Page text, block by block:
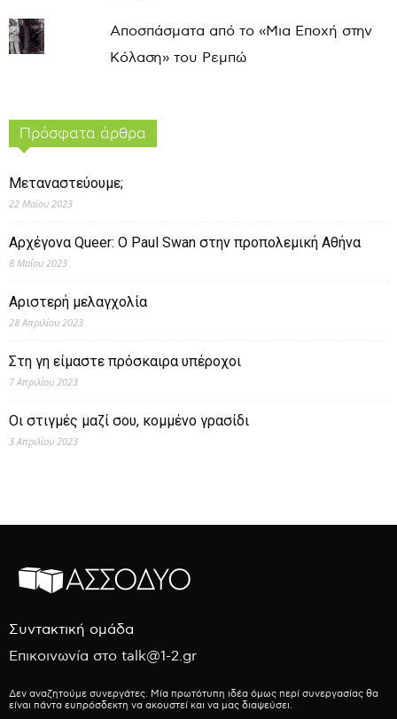
Αποσπάσματα από το «Μια Εποχή στην
Κόλαση» του Ρεμπώ
Πρόσφατα άρθρα
Μεταναστεύουμε;
22 Μαΐου 2023
Αρχέγονα Queer: O Paul Swan στην προπολεμική Αθήνα
8 Μαΐου 2023
Αριστερή μελαγχολία
28 Απριλίου 2023
Στη γη είμαστε πρόσκαιρα υπέροχοι
7 Απριλίου 2023
Οι στιγμές μαζί σου, κομμένο γρασίδι
3 Απριλίου 2023
Συντακτική ομάδα
Επικοινωνία στο talk@1-2.gr
Δεν αναζητούμε συνεργάτες. Μία πρωτότυπη ιδέα όμως περί συνεργασίας θα
είναι πάντα ευπρόσδεκτη να ακουστεί και να μας διαψεύσει.